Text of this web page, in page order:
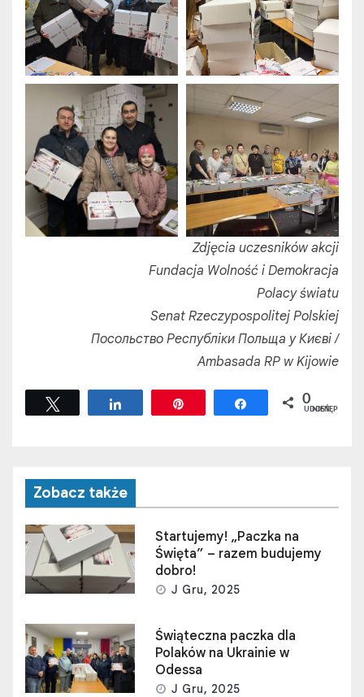
Zdjęcia uczesników akcji
Fundacja Wolność i Demokracja
Polacy światu
Senat Rzeczypospolitej Polskiej
Посольство Республіки Польща у Києві /
Ambasada RP w Kijowie
Udostępnij Udostępnij
0
UDOSTĘPNIEŃ
Zobacz także
Startujemy! „Paczka na
Święta” – razem budujemy
dobro!
J Gru, 2025
Świąteczna paczka dla
Polaków na Ukrainie w
Odessa
J Gru, 2025